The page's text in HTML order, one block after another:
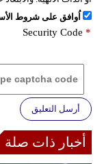
اُوافق على شروط
Security Code *
أرسل التعليق
أخبار ذات صلة